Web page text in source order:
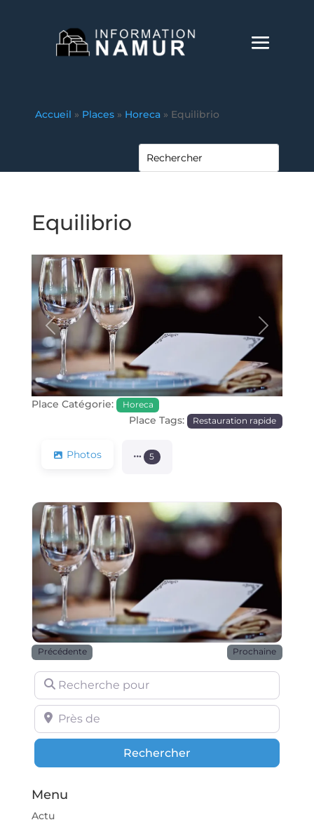
Accueil » Places » Horeca » Equilibrio
Equilibrio
Précédente Prochaine
Place Catégorie: Horeca
Place Tags: Restauration rapide
Photos 5
Précédente Prochaine
Recherche pour
Près de
RechercherRechercher
Menu
Actu